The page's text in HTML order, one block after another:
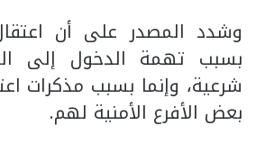
وشدد المصدر على أن
بسبب تهمة الدخول إلى
شرعية، وإنما بسبب مذكرات
بعض الأفرع الأمنية لهم.